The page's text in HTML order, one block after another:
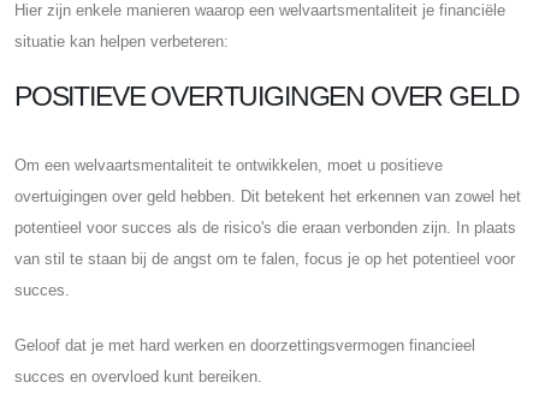
Hier zijn enkele manieren waarop een welvaartsmentaliteit je financiële
situatie kan helpen verbeteren:
POSITIEVE OVERTUIGINGEN OVER GELD
Om een ​​welvaartsmentaliteit te ontwikkelen, moet u positieve
overtuigingen over geld hebben. Dit betekent het erkennen van zowel het
potentieel voor succes als de risico's die eraan verbonden zijn. In plaats
van stil te staan ​​bij de angst om te falen, focus je op het potentieel voor
succes.
Geloof dat je met hard werken en doorzettingsvermogen financieel
succes en overvloed kunt bereiken.